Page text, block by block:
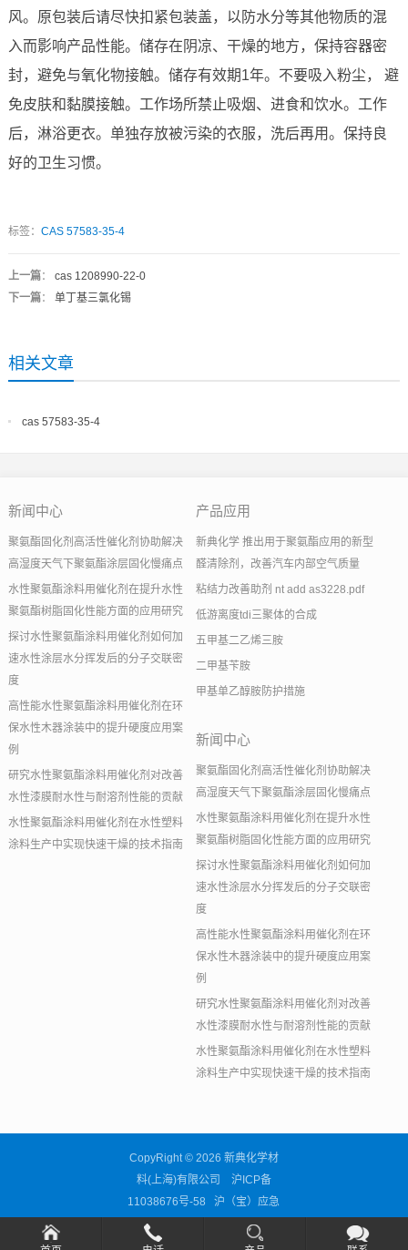
风。原包装后请尽快扣紧包装盖，以防水分等其他物质的混
入而影响产品性能。储存在阴凉、干燥的地方，保持容器密
封，避免与氧化物接触。储存有效期1年。不要吸入粉尘， 避
免皮肤和黏膜接触。工作场所禁止吸烟、进食和饮水。工作
后，淋浴更衣。单独存放被污染的衣服，洗后再用。保持良
好的卫生习惯。
标签： CAS 57583-35-4
上一篇： cas 1208990-22-0
下一篇： 单丁基三氯化锡
相关文章
cas 57583-35-4
新闻中心
聚氨酯固化剂高活性催化剂协助解决
高湿度天气下聚氨酯涂层固化慢痛点
水性聚氨酯涂料用催化剂在提升水性
聚氨酯树脂固化性能方面的应用研究
探讨水性聚氨酯涂料用催化剂如何加
速水性涂层水分挥发后的分子交联密
度
高性能水性聚氨酯涂料用催化剂在环
保水性木器涂装中的提升硬度应用案
例
研究水性聚氨酯涂料用催化剂对改善
水性漆膜耐水性与耐溶剂性能的贡献
水性聚氨酯涂料用催化剂在水性塑料
涂料生产中实现快速干燥的技术指南
产品应用
新典化学 推出用于聚氨酯应用的新型
醛清除剂，改善汽车内部空气质量
粘结力改善助剂 nt add as3228.pdf
低游离度tdi三聚体的合成
五甲基二乙烯三胺
二甲基苄胺
甲基单乙醇胺防护措施
新闻中心
聚氨酯固化剂高活性催化剂协助解决
高湿度天气下聚氨酯涂层固化慢痛点
水性聚氨酯涂料用催化剂在提升水性
聚氨酯树脂固化性能方面的应用研究
探讨水性聚氨酯涂料用催化剂如何加
速水性涂层水分挥发后的分子交联密
度
高性能水性聚氨酯涂料用催化剂在环
保水性木器涂装中的提升硬度应用案
例
研究水性聚氨酯涂料用催化剂对改善
水性漆膜耐水性与耐溶剂性能的贡献
水性聚氨酯涂料用催化剂在水性塑料
涂料生产中实现快速干燥的技术指南
CopyRight © 2026 新典化学材
料(上海)有限公司 沪ICP备
11038676号-58
沪（宝）应急
管危经许[2024]205298